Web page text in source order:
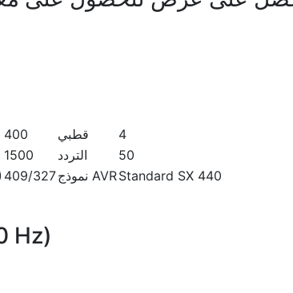
400 قطبي
4
1500 التردد
50
409/327 نموذج AVRStandard SX 440
Hz)